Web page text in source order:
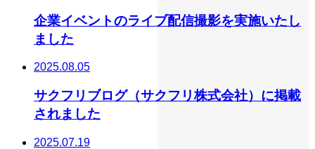
企業イベントのライブ配信撮影を実施いたし
ました
2025.08.05
サクフリブログ（サクフリ株式会社）に掲載
されました
2025.07.19